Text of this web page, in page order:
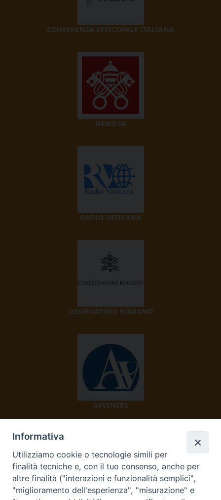
CONFERENZA EPISCOPALE ITALIANA
NEWS.VA
RADIO VATICANA
OSSERVATORE ROMANO
AVVENIRE
Informativa
Utilizziamo cookie o tecnologie simili per
finalità tecniche e, con il tuo consenso, anche per
altre finalità ("interazioni e funzionalità semplici",
"miglioramento dell'esperienza", "misurazione" e